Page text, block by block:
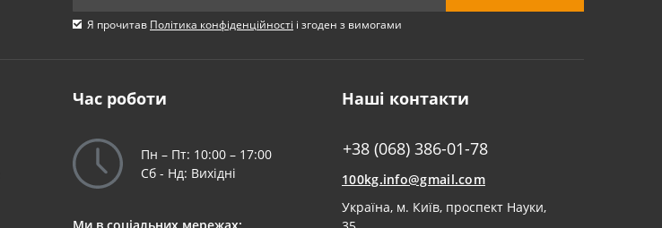
Я прочитав Політика конфіденційності і згоден з вимогами
Час роботи
Пн – Пт: 10:00 – 17:00
Сб - Нд: Вихідні
Наші контакти
+38 (068) 386-01-78
100kg.info@gmail.com
Українa, м. Київ, проспект Науки,